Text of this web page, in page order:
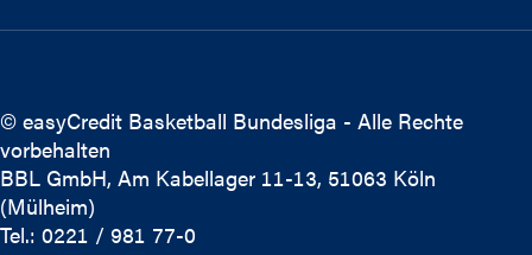
© easyCredit Basketball Bundesliga - Alle Rechte
vorbehalten
BBL GmbH, Am Kabellager 11-13, 51063 Köln
(Mülheim)
Tel.: 0221 / 981 77-0